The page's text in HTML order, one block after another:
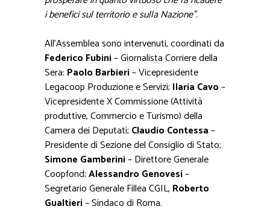
i benefici sul territorio e sulla Nazione”.
All’Assemblea sono intervenuti, coordinati da
Federico Fubini– Giornalista Corriere della
Sera: Paolo Barbieri– Vicepresidente
Legacoop Produzione e Servizi; Ilaria Cavo–
Vicepresidente X Commissione (Attività
produttive, Commercio e Turismo) della
Camera dei Deputati; Claudio Contessa–
Presidente di Sezione del Consiglio di Stato;
Simone Gamberini– Direttore Generale
Coopfond;Alessandro Genovesi–
Segretario Generale Fillea CGIL, Roberto
Gualtieri– Sindaco di Roma.